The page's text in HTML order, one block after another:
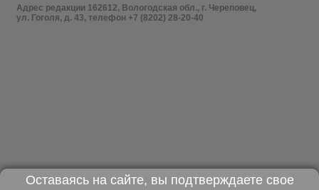
Адрес редакции 162612, Вологодская обл., г. Череповец,
ул. Гоголя, д. 43, телефон +7 (8202) 28-20-40
Оставаясь на сайте, вы подтверждаете свое